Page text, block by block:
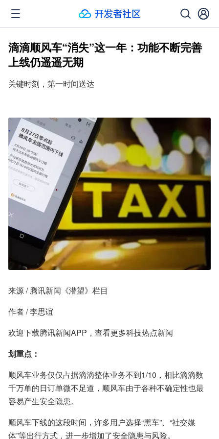
滴滴顺风车“消失”这一年：功能不断完善
上线仍遥遥无期
关键时刻，第一时间送达
来源 / 腾讯新闻《潜望》栏目
作者 / 李思谊
欢迎下载腾讯新闻APP，查看更多科技热点新闻
划重点：
顺风车业务仅仅占据滴滴整体业务不到1/10，相比滴滴数
千万单的日订单微不足道，顺风车由于各种不确定性也最
容易产生安全隐患。
顺风车下线的这段时间，许多用户选择“黑车”、“社交媒
体”等出行方式，进一步增加了安全隐患与风险。